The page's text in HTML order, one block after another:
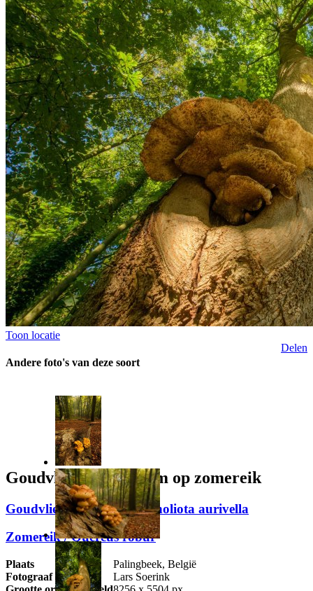
Toon locatie
Delen
Andere foto's van deze soort
Goudvliesbundelzwam op zomereik
Goudvliesbundelzwam / Pholiota aurivella
Zomereik / Quercus robur
Plaats
Palingbeek, België
Fotograaf
Lars Soerink